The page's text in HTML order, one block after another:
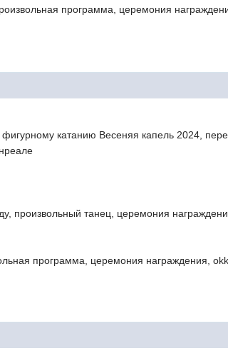
программа, церемония
катанию Весеняя капель 2024,
произвольный танец, церемония
программа, церемония награждения,